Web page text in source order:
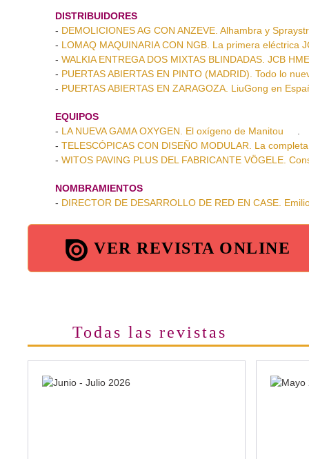
DISTRIBUIDORES
- DEMOLICIONES AG CON ANZEVE. Alhambra y
- LOMAQ MAQUINARIA CON NGB. La primera eléctrica
- WALKIA ENTREGA DOS MIXTAS BLINDADAS. JCB
- PUERTAS ABIERTAS EN PINTO (MADRID). Todo lo
- PUERTAS ABIERTAS EN ZARAGOZA. LiuGong en
EQUIPOS
- LA NUEVA GAMA OXYGEN. El oxígeno de Manitou
.
- TELESCÓPICAS CON DISEÑO MODULAR. La
- WITOS PAVING PLUS DEL FABRICANTE VÖGELE.
NOMBRAMIENTOS
- DIRECTOR DE DESARROLLO DE RED EN CASE.
VER REVISTA ONLINE
Todas las revistas